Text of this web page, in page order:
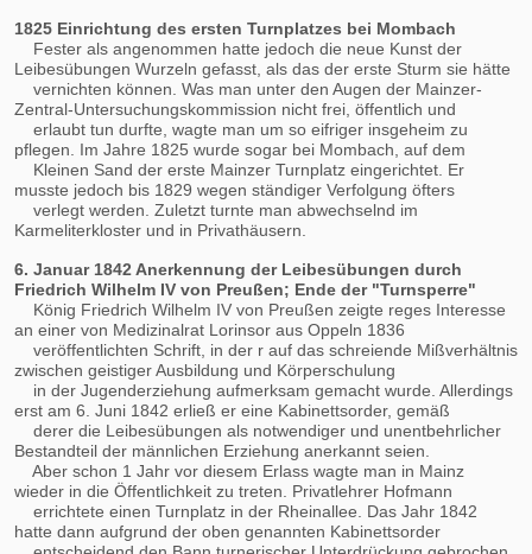
1825 Einrichtung des ersten Turnplatzes bei Mombach
Fester als angenommen hatte jedoch die neue Kunst der
Leibesübungen Wurzeln gefasst, als das der erste Sturm sie hätte
vernichten können. Was man unter den Augen der Mainzer-
Zentral-Untersuchungskommission nicht frei, öffentlich und
erlaubt tun durfte, wagte man um so eifriger insgeheim zu
pflegen. Im Jahre 1825 wurde sogar bei Mombach, auf dem
Kleinen Sand der erste Mainzer Turnplatz eingerichtet. Er
musste jedoch bis 1829 wegen ständiger Verfolgung öfters
verlegt werden. Zuletzt turnte man abwechselnd im
Karmeliterkloster und in Privathäusern.
6. Januar 1842 Anerkennung der Leibesübungen durch
Friedrich Wilhelm IV von Preußen; Ende der "Turnsperre"
König Friedrich Wilhelm IV von Preußen zeigte reges Interesse
an einer von Medizinalrat Lorinsor aus Oppeln 1836
veröffentlichten Schrift, in der r auf das schreiende Mißverhältnis
zwischen geistiger Ausbildung und Körperschulung
in der Jugenderziehung aufmerksam gemacht wurde. Allerdings
erst am 6. Juni 1842 erließ er eine Kabinettsorder, gemäß
derer die Leibesübungen als notwendiger und unentbehrlicher
Bestandteil der männlichen Erziehung anerkannt seien.
Aber schon 1 Jahr vor diesem Erlass wagte man in Mainz
wieder in die Öffentlichkeit zu treten. Privatlehrer Hofmann
errichtete einen Turnplatz in der Rheinallee. Das Jahr 1842
hatte dann aufgrund der oben genannten Kabinettsorder